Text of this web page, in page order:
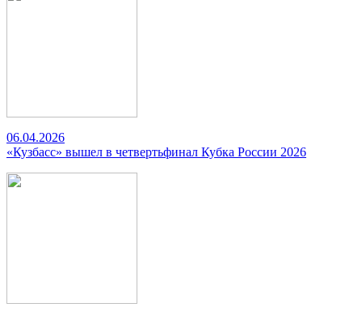
06.04.2026
«Кузбасс» вышел в четвертьфинал Кубка России 2026